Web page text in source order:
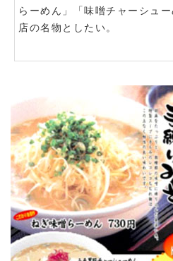
らーめん」「味噌チャーシュ
店の名物としたい。